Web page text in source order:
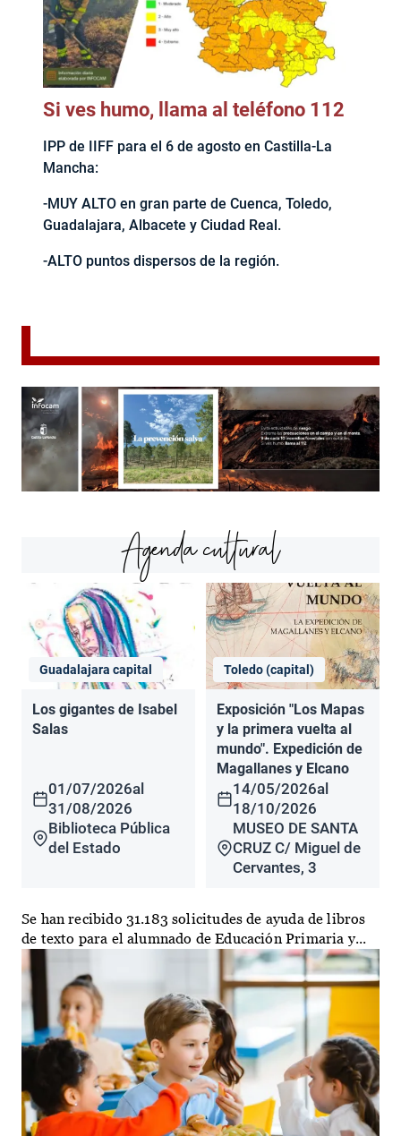
Si ves humo, llama al teléfono 112
IPP de IIFF para el 6 de agosto en Castilla-La
Mancha:
-MUY ALTO en gran parte de Cuenca, Toledo,
Guadalajara, Albacete y Ciudad Real.
-ALTO puntos dispersos de la región.
Agenda cultural
Guadalajara capital
Los gigantes de Isabel
Salas
01/07/2026al
31/08/2026
Biblioteca Pública
del Estado
Toledo (capital)
Exposición "Los Mapas
y la primera vuelta al
mundo". Expedición de
Magallanes y Elcano
14/05/2026al
18/10/2026
MUSEO DE SANTA
CRUZ C/ Miguel de
Cervantes, 3
Se han recibido 31.183 solicitudes de ayuda de libros
de texto para el alumnado de Educación Primaria y...